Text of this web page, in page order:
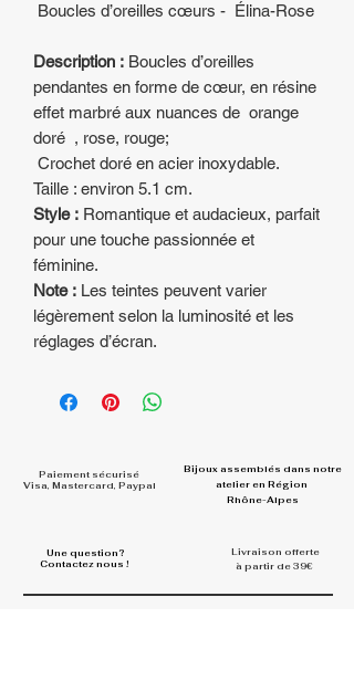
Boucles d’oreilles cœurs - Élina-Rose
Description : Boucles d’oreilles
pendantes en forme de cœur, en résine
effet marbré aux nuances de orange
doré , rose, rouge;
Crochet doré en acier inoxydable.
Taille : environ 5.1 cm.
Style : Romantique et audacieux, parfait
pour une touche passionnée et
féminine.
Note : Les teintes peuvent varier
légèrement selon la luminosité et les
réglages d’écran.
Paiement sécurisé
Visa, Mastercard, Paypal
Bijoux assemblés dans notre
atelier en Région
Rhône-Alpes
Une question?
Contactez nous !
Livraison offerte
à partir de 39€